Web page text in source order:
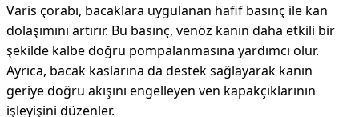
Varis çorabı, bacaklara uygulanan hafif basınç ile kan
dolaşımını artırır. Bu basınç, venöz kanın daha etkili bir
şekilde kalbe doğru pompalanmasına yardımcı olur.
Ayrıca, bacak kaslarına da destek sağlayarak kanın
geriye doğru akışını engelleyen ven kapakçıklarının
işleyişini düzenler.